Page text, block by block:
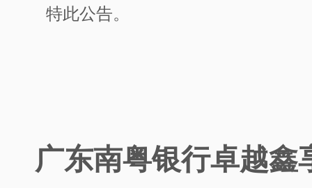
特此公告。
广东南粤银行卓越鑫